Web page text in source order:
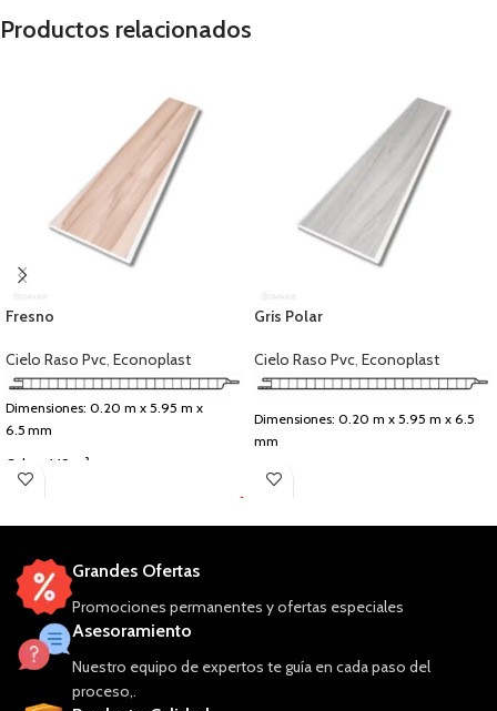
Productos relacionados
Fresno
Cielo Raso Pvc, Econoplast
Dimensiones: 0.20 m x 5.95 m x
6.5 mm
Cubre: 1.19 m²
Gris Polar
Cielo Raso Pvc, Econoplast
Dimensiones: 0.20 m x 5.95 m x 6.5
mm
Cubre: 1.19 m²
📞
Grandes Ofertas
Promociones permanentes y ofertas especiales
Asesoramiento
Nuestro equipo de expertos te guía en cada paso del
proceso,.